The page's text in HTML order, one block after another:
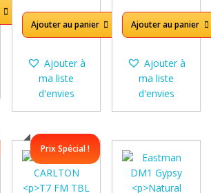
Ajouter au panier
Ajouter à
ma liste
d'envies
Ajouter au panier
Ajouter à
ma liste
d'envies
Prix Spécial !